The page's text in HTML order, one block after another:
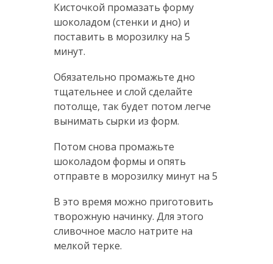
Кисточкой промазать форму
шоколадом (стенки и дно) и
поставить в морозилку на 5
минут.
Обязательно промажьте дно
тщательнее и слой сделайте
потолще, так будет потом легче
вынимать сырки из форм.
Потом снова промажьте
шоколадом формы и опять
отправте в морозилку минут на 5
В это время можно приготовить
творожную начинку. Для этого
сливочное масло натрите на
мелкой терке.